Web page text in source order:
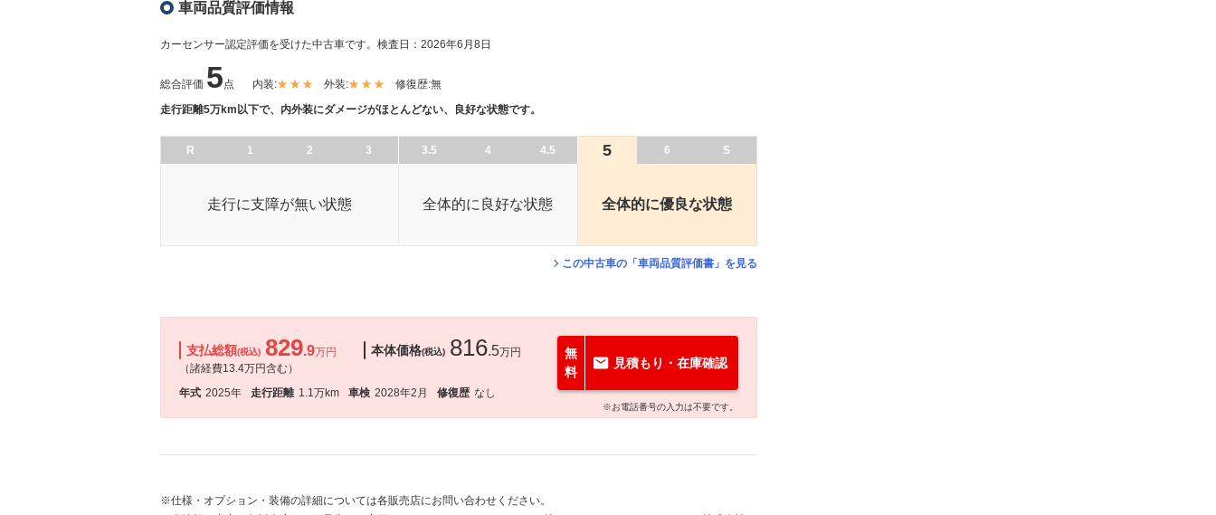
車両品質評価情報
カーセンサー認定評価を受けた中古車です。 検査日：2026年6月8日
総合評価 5点 内装: 外装: 修復歴:無
走行距離5万km以下で、内外装にダメージがほとんどない、良好な状態です。
R 1 2 3 3.5 4 4.5 5 6 S
走行に支障が無い状態 全体的に良好な状態 全体的に優良な状態
この中古車の「車両品質評価書」を見る
支払総額(税込) 829.9万円
（諸経費13.4万円含む）
本体価格(税込) 816.5万円
年式 2025年 走行距離 1.1万km 車検 2028年2月 修復歴 なし
無
料
見積もり・在庫確認
※お電話番号の入力は不要です。
※仕様・オプション・装備の詳細については各販売店にお問い合わせください。